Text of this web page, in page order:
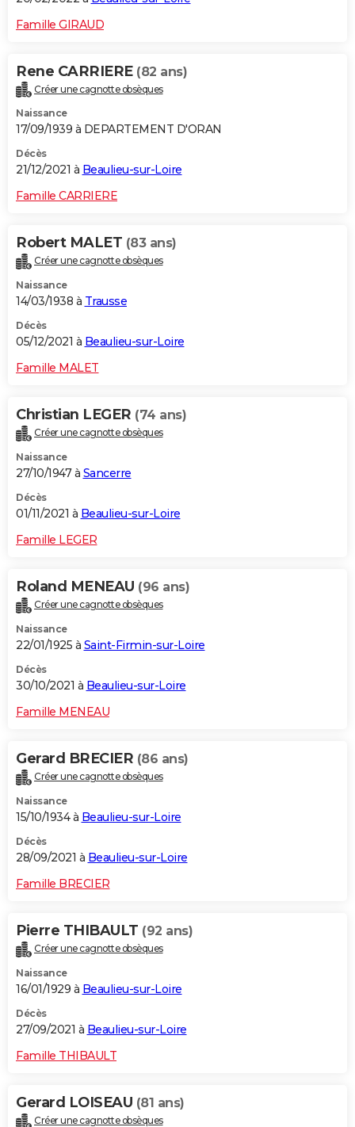
Famille GIRAUD
Rene CARRIERE (82 ans)
Créer une cagnotte obsèques
Naissance
17/09/1939 à DEPARTEMENT D'ORAN
Décès
21/12/2021 à Beaulieu-sur-Loire
Famille CARRIERE
Robert MALET (83 ans)
Créer une cagnotte obsèques
Naissance
14/03/1938 à Trausse
Décès
05/12/2021 à Beaulieu-sur-Loire
Famille MALET
Christian LEGER (74 ans)
Créer une cagnotte obsèques
Naissance
27/10/1947 à Sancerre
Décès
01/11/2021 à Beaulieu-sur-Loire
Famille LEGER
Roland MENEAU (96 ans)
Créer une cagnotte obsèques
Naissance
22/01/1925 à Saint-Firmin-sur-Loire
Décès
30/10/2021 à Beaulieu-sur-Loire
Famille MENEAU
Gerard BRECIER (86 ans)
Créer une cagnotte obsèques
Naissance
15/10/1934 à Beaulieu-sur-Loire
Décès
28/09/2021 à Beaulieu-sur-Loire
Famille BRECIER
Pierre THIBAULT (92 ans)
Créer une cagnotte obsèques
Naissance
16/01/1929 à Beaulieu-sur-Loire
Décès
27/09/2021 à Beaulieu-sur-Loire
Famille THIBAULT
Gerard LOISEAU (81 ans)
Créer une cagnotte obsèques